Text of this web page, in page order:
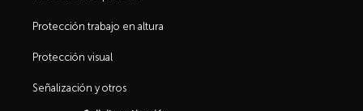
Protección trabajo en altura
Protección visual
Señalización y otros